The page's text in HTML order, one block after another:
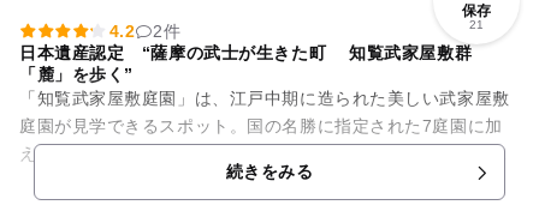
保存
21
4.2
2件
日本遺産認定 “薩摩の武士が生きた町 知覧武家屋敷群
「麓」を歩く”
「知覧武家屋敷庭園」は、江戸中期に造られた美しい武家屋敷
庭園が見学できるスポット。国の名勝に指定された7庭園に加
え、薩摩武士が残した数々の工夫や趣向も必見です。 7つの庭
続きをみる